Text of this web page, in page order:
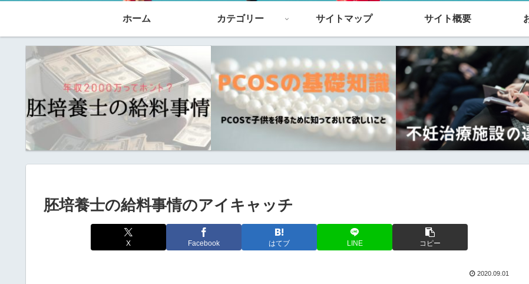
ホーム カテゴリー サイトマップ サイト概要
胚培養士の給料事情のアイキャッチ
X Facebook はてブ LINE コピー
2020.09.01